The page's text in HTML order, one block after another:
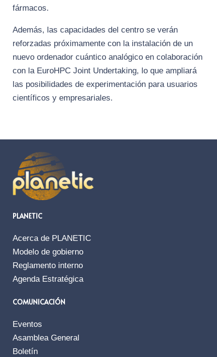
fármacos.
Además, las capacidades del centro se verán
reforzadas próximamente con la instalación de un
nuevo ordenador cuántico analógico en colaboración
con la EuroHPC Joint Undertaking, lo que ampliará
las posibilidades de experimentación para usuarios
científicos y empresariales.
PLANETIC
Acerca de PLANETIC
Modelo de gobierno
Reglamento interno
Agenda Estratégica
COMUNICACIÓN
Eventos
Asamblea General
Boletín